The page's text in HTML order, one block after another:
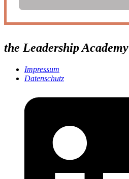
the Leadership Academy
Impressum
Datenschutz